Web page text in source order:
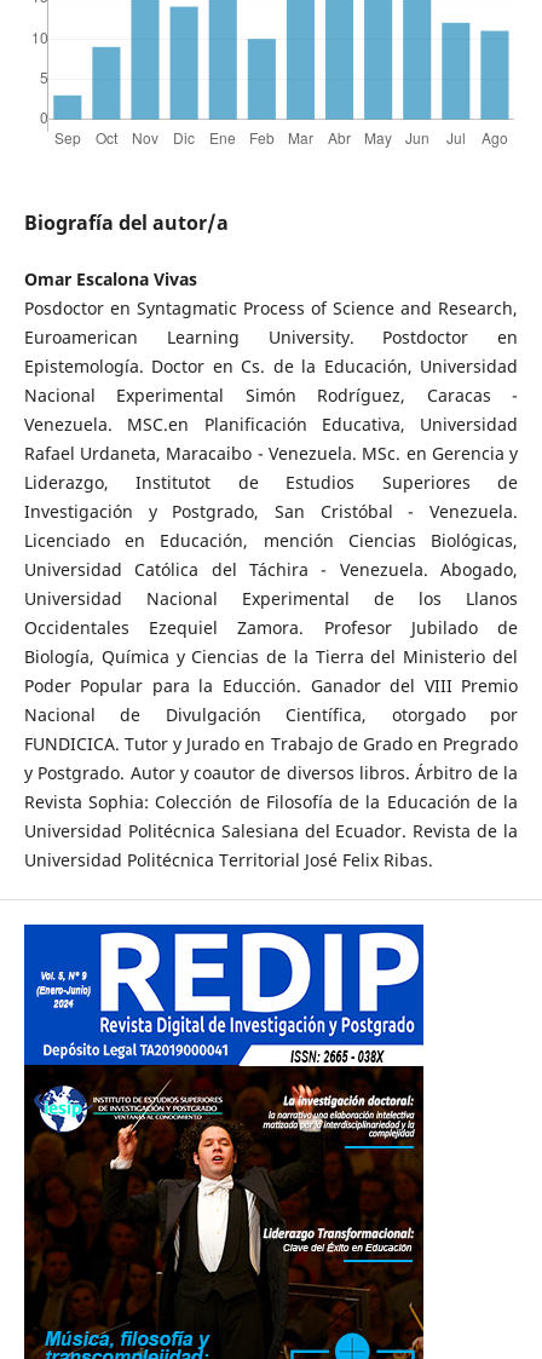
Biografía del autor/a
Omar Escalona Vivas
Posdoctor en Syntagmatic Process of Science and Research,
Euroamerican Learning University. Postdoctor en
Epistemología. Doctor en Cs. de la Educación, Universidad
Nacional Experimental Simón Rodríguez, Caracas -
Venezuela. MSC.en Planificación Educativa, Universidad
Rafael Urdaneta, Maracaibo - Venezuela. MSc. en Gerencia y
Liderazgo, Institutot de Estudios Superiores de
Investigación y Postgrado, San Cristóbal - Venezuela.
Licenciado en Educación, mención Ciencias Biológicas,
Universidad Católica del Táchira - Venezuela. Abogado,
Universidad Nacional Experimental de los Llanos
Occidentales Ezequiel Zamora. Profesor Jubilado de
Biología, Química y Ciencias de la Tierra del Ministerio del
Poder Popular para la Educción. Ganador del VIII Premio
Nacional de Divulgación Científica, otorgado por
FUNDICICA. Tutor y Jurado en Trabajo de Grado en Pregrado
y Postgrado. Autor y coautor de diversos libros. Árbitro de la
Revista Sophia: Colección de Filosofía de la Educación de la
Universidad Politécnica Salesiana del Ecuador. Revista de la
Universidad Politécnica Territorial José Felix Ribas.